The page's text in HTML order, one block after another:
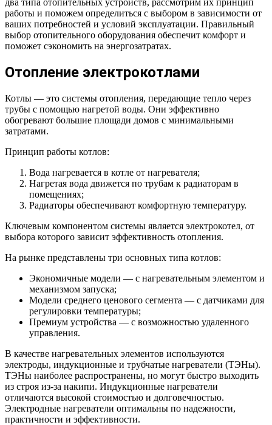
два типа отопительных устройств, рассмотрим их принцип
работы и поможем определиться с выбором в зависимости от
ваших потребностей и условий эксплуатации. Правильный
выбор отопительного оборудования обеспечит комфорт и
поможет сэкономить на энергозатратах.
Отопление электрокотлами
Котлы — это системы отопления, передающие тепло через
трубы с помощью нагретой воды. Они эффективно
обогревают большие площади домов с минимальными
затратами.
Принцип работы котлов:
Вода нагревается в котле от нагревателя;
Нагретая вода движется по трубам к радиаторам в
помещениях;
Радиаторы обеспечивают комфортную температуру.
Ключевым компонентом системы является электрокотел, от
выбора которого зависит эффективность отопления.
На рынке представлены три основных типа котлов:
Экономичные модели — с нагревательным элементом и
механизмом запуска;
Модели среднего ценового сегмента — с датчиками для
регулировки температуры;
Премиум устройства — с возможностью удаленного
управления.
В качестве нагревательных элементов используются
электроды, индукционные и трубчатые нагреватели (ТЭНы).
ТЭНы наиболее распространены, но могут быстро выходить
из строя из-за накипи. Индукционные нагреватели
отличаются высокой стоимостью и долговечностью.
Электродные нагреватели оптимальны по надежности,
практичности и эффективности.